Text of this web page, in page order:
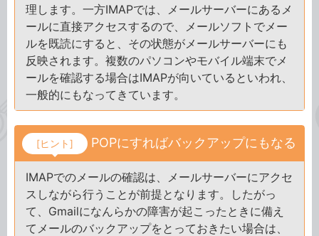
理します。一方IMAPでは、メールサーバーにあるメ
ールに直接アクセスするので、メールソフトでメー
ルを既読にすると、その状態がメールサーバーにも
反映されます。複数のパソコンやモバイル端末でメ
ールを確認する場合はIMAPが向いているといわれ、
一般的にもなってきています。
[ヒント] POPにすればバックアップにもなる
IMAPでのメールの確認は、メールサーバーにアクセ
スしながら行うことが前提となります。したがっ
て、Gmailになんらかの障害が起こったときに備え
てメールのバックアップをとっておきたい場合は、